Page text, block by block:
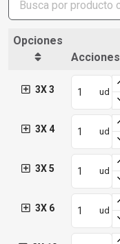
Opciones
Acciones
3X 3 ud
3X 4 ud
3X 5 ud
3X 6 ud